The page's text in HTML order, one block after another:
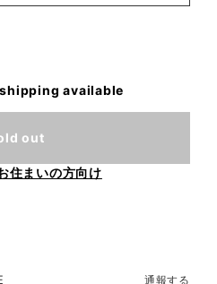
available
out
住まいの方向け
通報する